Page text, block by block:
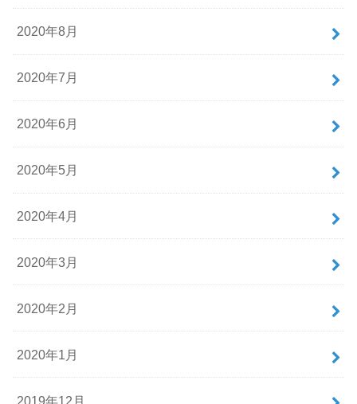
2020年8月
2020年7月
2020年6月
2020年5月
2020年4月
2020年3月
2020年2月
2020年1月
2019年12月